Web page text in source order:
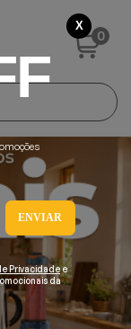
0
X
ENVIAR
Privacidadee
da